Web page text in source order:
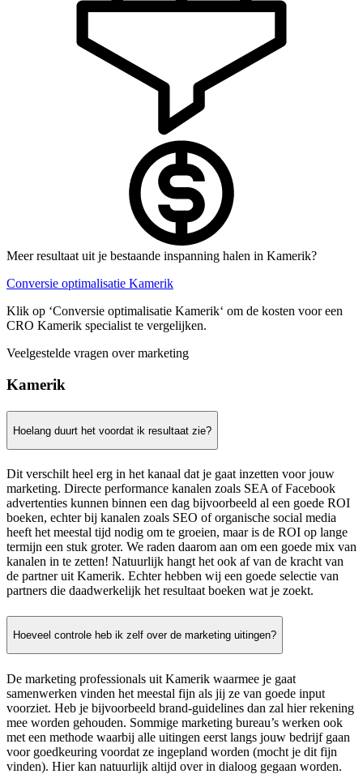
Meer resultaat uit je bestaande inspanning halen in Kamerik?
Conversie optimalisatie Kamerik
Klik op ‘Conversie optimalisatie Kamerik‘ om de kosten voor een
CRO Kamerik specialist te vergelijken.
Veelgestelde vragen over marketing
Kamerik
Hoelang duurt het voordat ik resultaat zie?
Dit verschilt heel erg in het kanaal dat je gaat inzetten voor jouw
marketing. Directe performance kanalen zoals SEA of Facebook
advertenties kunnen binnen een dag bijvoorbeeld al een goede ROI
boeken, echter bij kanalen zoals SEO of organische social media
heeft het meestal tijd nodig om te groeien, maar is de ROI op lange
termijn een stuk groter. We raden daarom aan om een goede mix van
kanalen in te zetten! Natuurlijk hangt het ook af van de kracht van
de partner uit Kamerik. Echter hebben wij een goede selectie van
partners die daadwerkelijk het resultaat boeken wat je zoekt.
Hoeveel controle heb ik zelf over de marketing uitingen?
De marketing professionals uit Kamerik waarmee je gaat
samenwerken vinden het meestal fijn als jij ze van goede input
voorziet. Heb je bijvoorbeeld brand-guidelines dan zal hier rekening
mee worden gehouden. Sommige marketing bureau’s werken ook
met een methode waarbij alle uitingen eerst langs jouw bedrijf gaan
voor goedkeuring voordat ze ingepland worden (mocht je dit fijn
vinden). Hier kan natuurlijk altijd over in dialoog gegaan worden.